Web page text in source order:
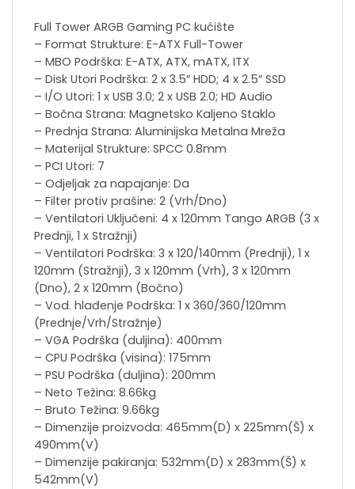
Full Tower ARGB Gaming PC kućište
– Format Strukture: E-ATX Full-Tower
– MBO Podrška: E-ATX, ATX, mATX, ITX
– Disk Utori Podrška: 2 x 3.5″ HDD; 4 x 2.5″ SSD
– I/O Utori: 1 x USB 3.0; 2 x USB 2.0; HD Audio
– Bočna Strana: Magnetsko Kaljeno Staklo
– Prednja Strana: Aluminijska Metalna Mreža
– Materijal Strukture: SPCC 0.8mm
– PCI Utori: 7
– Odjeljak za napajanje: Da
– Filter protiv prašine: 2 (Vrh/Dno)
– Ventilatori Uključeni: 4 x 120mm Tango ARGB (3 x
Prednji, 1 x Stražnji)
– Ventilatori Podrška: 3 x 120/140mm (Prednji), 1 x
120mm (Stražnji), 3 x 120mm (Vrh), 3 x 120mm
(Dno), 2 x 120mm (Bočno)
– Vod. hlađenje Podrška: 1 x 360/360/120mm
(Prednje/Vrh/Stražnje)
– VGA Podrška (duljina): 400mm
– CPU Podrška (visina): 175mm
– PSU Podrška (duljina): 200mm
– Neto Težina: 8.66kg
– Bruto Težina: 9.66kg
– Dimenzije proizvoda: 465mm(D) x 225mm(Š) x
490mm(V)
– Dimenzije pakiranja: 532mm(D) x 283mm(Š) x
542mm(V)